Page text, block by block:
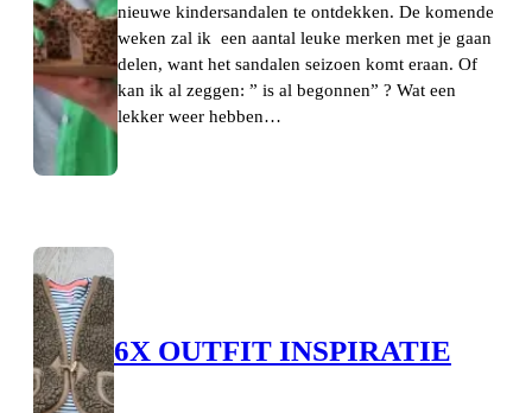
nieuwe kindersandalen te ontdekken. De komende
weken zal ik een aantal leuke merken met je gaan
delen, want het sandalen seizoen komt eraan. Of
kan ik al zeggen: ” is al begonnen” ? Wat een
lekker weer hebben…
6X OUTFIT INSPIRATIE